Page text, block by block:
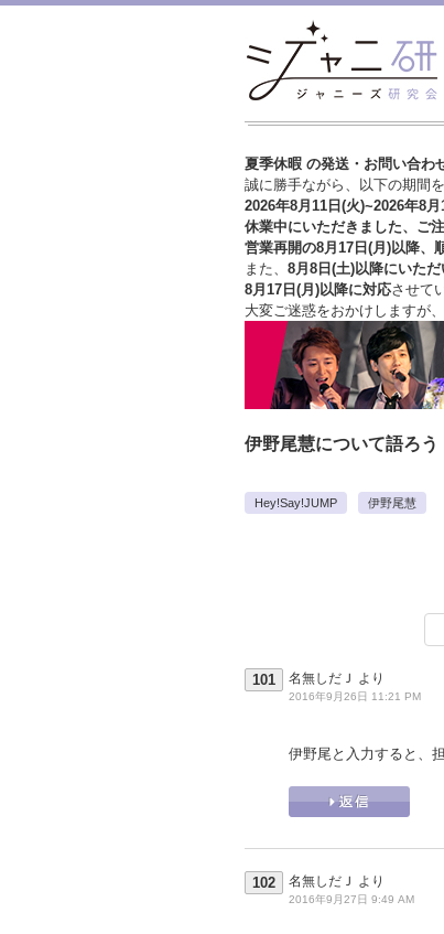
夏季休暇 の発送・お問い合わ
誠に勝手ながら、以下の期間
2026年8月11日(火)~2026年8月
休業中にいただきました、ご
営業再開の8月17日(月)以降、
また、 8月8日(土)以降にいただ
8月17日(月)以降に対応させて
大変ご迷惑をおかけしますが、
伊野尾慧について語ろう
Hey!Say!JUMP 伊野尾慧
101 名無しだＪ より
2016年9月26日 11:21 PM
伊野尾と入力すると、
102 名無しだＪ より
2016年9月27日 9:49 AM